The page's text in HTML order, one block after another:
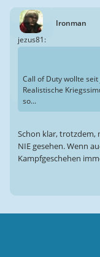
Ironman
jezus81:
Call of Duty wollte
Realistische
so...
Schon klar, trotzdem,
NIE gesehen. Wenn
Kampfgeschehen